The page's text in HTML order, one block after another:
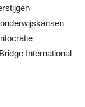
International